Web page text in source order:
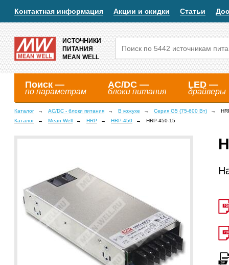
Контактная информация Акции и скидки Статьи
ИСТОЧНИКИ
ПИТАНИЯ
MEAN WELL
Поиск —
по параметрам
AC/DC —
блоки питания
LED —
драйверы
Каталог AC/DC - блоки питания В кожухе Серия G5 (75-600 Вт)
Каталог
Mean Well HRP HRP-450 HRP-450-15